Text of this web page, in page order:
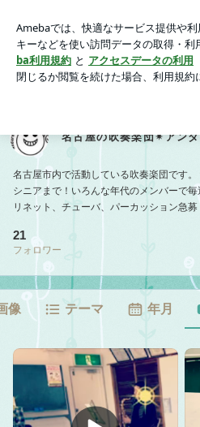
アプリをダウンロードして ブログの
ょう。
名古屋の吹奏楽団✴︎アン
名古屋市内で活動している吹奏楽団です。
シニアまで！いろんな年代のメンバーで
リネット、チューバ、パーカッション急
21
フォロワー
像 テーマ 年月